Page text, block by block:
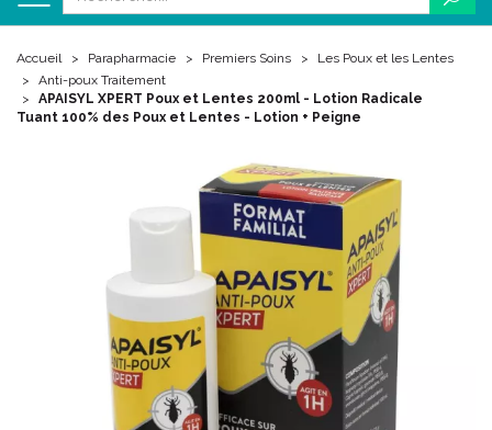
Accueil Parapharmacie Premiers Soins
Les Poux et les Lentes
Anti-poux Traitement
APAISYL XPERT Poux et Lentes 200ml - Lotion Radicale
Tuant 100% des Poux et Lentes - Lotion + Peigne